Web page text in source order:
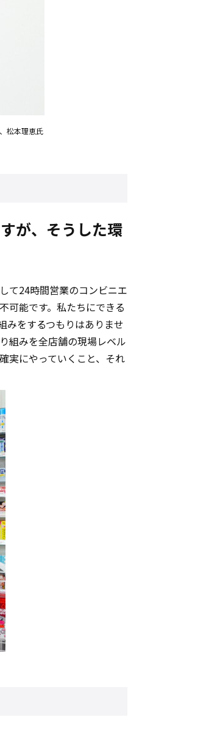
松本理恵氏
が、そうした環
て24時間営業のコンビニエ
可能です。私たちにできる
みをするつもりはありませ
組みを全店舗の現場レベル
実にやっていくこと、それ